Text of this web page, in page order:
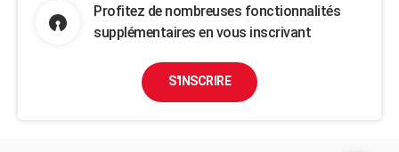
Profitez de nombreuses fonctionnalités
supplémentaires en vous inscrivant
S'INSCRIRE